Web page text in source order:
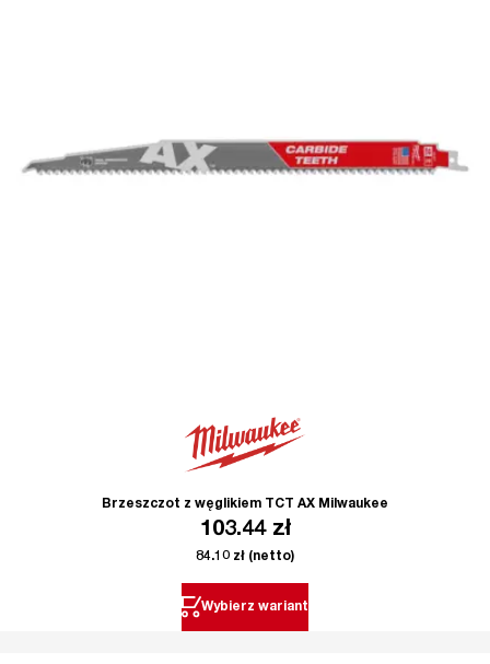
Brzeszczot z węglikiem TCT AX Milwaukee
103.44 zł
84.10 zł (netto)
Wybierz wariant